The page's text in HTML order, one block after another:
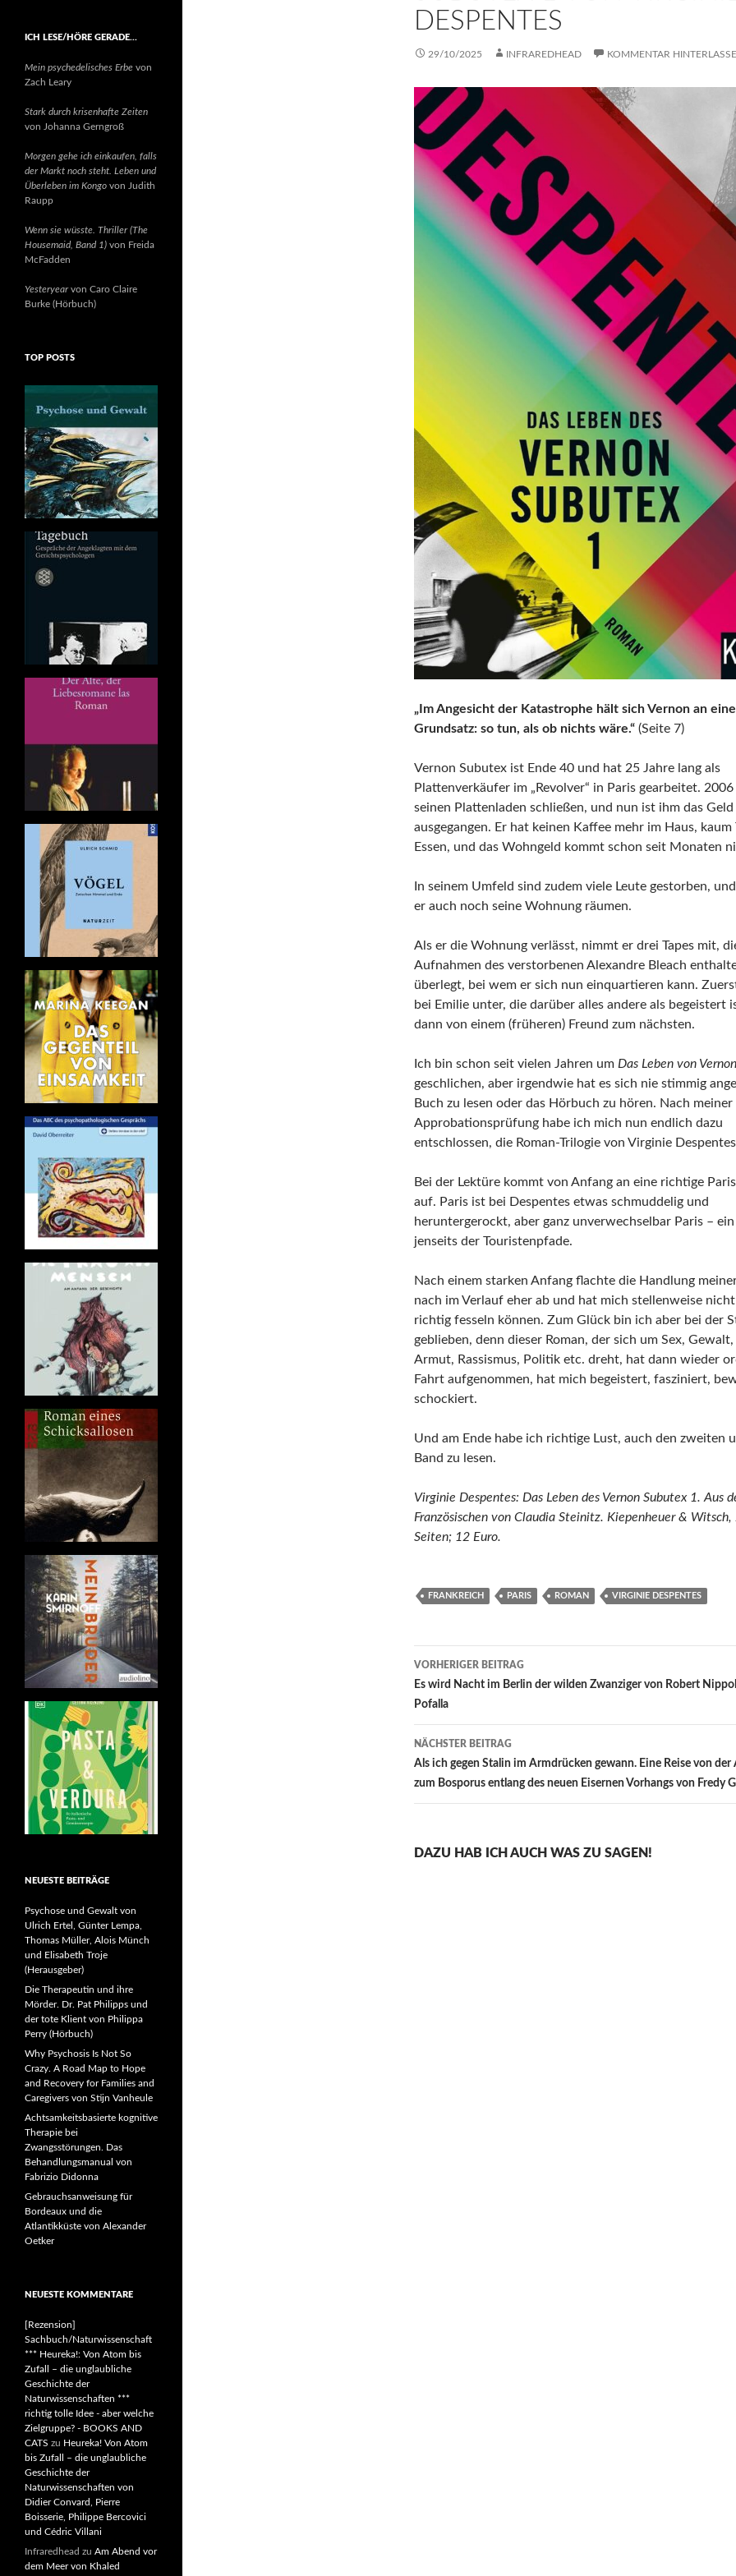
DESPENTES
29/10/2025 INFRAREDHEAD KOMMENTAR
„Im Angesicht der Katastrophe hält sich Vernon an
Grundsatz: so tun, als ob nichts wäre.“ (Seite 7)
Vernon Subutex ist Ende 40 und hat 25 Jahre lang als
Plattenverkäufer im „Revolver“ in Paris gearbeitet.
seinen Plattenladen schließen, und nun ist ihm das Geld
ausgegangen. Er hat keinen Kaffee mehr im Haus, kaum
Essen, und das Wohngeld kommt schon seit Monaten
In seinem Umfeld sind zudem viele Leute gestorben,
er auch noch seine Wohnung räumen.
Als er die Wohnung verlässt, nimmt er drei Tapes mit,
Aufnahmen des verstorbenen Alexandre Bleach
überlegt, bei wem er sich nun einquartieren kann.
bei Emilie unter, die darüber alles andere als begeistert
dann von einem (früheren) Freund zum nächsten.
Ich bin schon seit vielen Jahren um Das Leben von
geschlichen, aber irgendwie hat es sich nie stimmig
Buch zu lesen oder das Hörbuch zu hören. Nach meiner
Approbationsprüfung habe ich mich nun endlich dazu
entschlossen, die Roman-Trilogie von Virginie
Bei der Lektüre kommt von Anfang an eine richtige
auf. Paris ist bei Despentes etwas schmuddelig und
heruntergerockt, aber ganz unverwechselbar Paris –
jenseits der Touristenpfade.
Nach einem starken Anfang flachte die Handlung
nach im Verlauf eher ab und hat mich stellenweise
richtig fesseln können. Zum Glück bin ich aber bei der
geblieben, denn dieser Roman, der sich um Sex,
Armut, Rassismus, Politik etc. dreht, hat dann wieder
Fahrt aufgenommen, hat mich begeistert, fasziniert,
schockiert.
Und am Ende habe ich richtige Lust, auch den zweiten
Band zu lesen.
Virginie Despentes: Das Leben des Vernon Subutex 1. Aus
Französischen von Claudia Steinitz. Kiepenheuer &
Seiten; 12 Euro.
FRANKREICH PARIS ROMAN VIRGINIE DESPENTES
Beitragsnavigation
VORHERIGER BEITRAG
Es wird Nacht im Berlin der wilden Zwanziger von Robert
Pofalla
NÄCHSTER BEITRAG
Als ich gegen Stalin im Armdrücken gewann. Eine Reise von der
zum Bosporus entlang des neuen Eisernen Vorhangs von Fredy
DAZU HAB ICH AUCH WAS ZU SAGEN!
ICH LESE/HÖRE GERADE…
Mein psychedelisches Erbe von
Zach Leary
Stark durch krisenhafte Zeiten
von Johanna Gerngroß
Morgen gehe ich einkaufen, falls
der Markt noch steht. Leben und
Überleben im Kongo von Judith
Raupp
Wenn sie wüsste. Thriller (The
Housemaid, Band 1) von Freida
McFadden
Yesteryearvon Caro Claire
Burke (Hörbuch)
TOP POSTS
NEUESTE BEITRÄGE
Psychose und Gewalt von
Ulrich Ertel, Günter Lempa,
Thomas Müller, Alois Münch
und Elisabeth Troje
(Herausgeber)
Die Therapeutin und ihre
Mörder. Dr. Pat Philipps und
der tote Klient von Philippa
Perry (Hörbuch)
Why Psychosis Is Not So
Crazy. A Road Map to Hope
and Recovery for Families and
Caregivers von Stijn Vanheule
Achtsamkeitsbasierte kognitive
Therapie bei
Zwangsstörungen. Das
Behandlungsmanual von
Fabrizio Didonna
Gebrauchsanweisung für
Bordeaux und die
Atlantikküste von Alexander
Oetker
NEUESTE KOMMENTARE
[Rezension]
Sachbuch/Naturwissenschaft
*** Heureka!: Von Atom bis
Zufall – die unglaubliche
Geschichte der
Naturwissenschaften ***
richtig tolle Idee - aber welche
Zielgruppe? - BOOKS AND
CATS zu Heureka! Von Atom
bis Zufall – die unglaubliche
Geschichte der
Naturwissenschaften von
Didier Convard, Pierre
Boisserie, Philippe Bercovici
und Cédric Villani
Infraredhead zu Am Abend vor
dem Meer von Khaled